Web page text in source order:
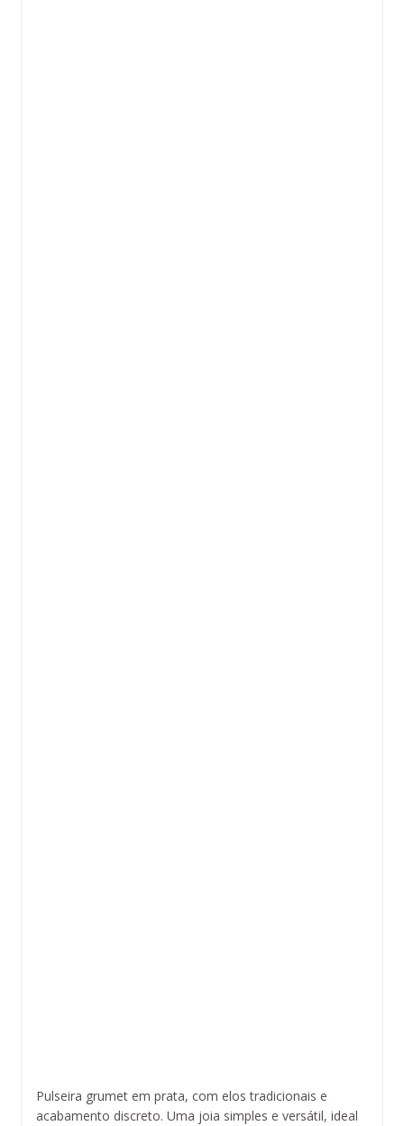
Pulseira grumet em prata, com elos tradicionais e
acabamento discreto. Uma joia simples e versátil, ideal